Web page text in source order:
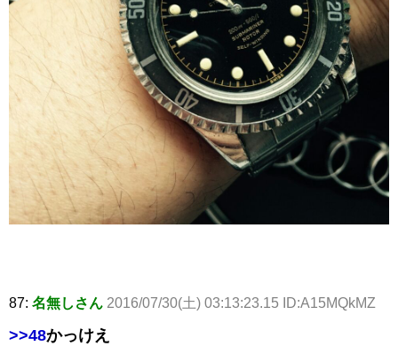
87: 名無しさん 2016/07/30(土) 03:13:23.15 ID:A15MQkMZ
>>48かっけえ